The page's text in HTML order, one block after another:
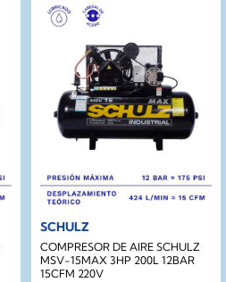
SCHULZ
COMPRESOR DE AIRE SCHULZ
MSV-15MAX 3HP 200L 12BAR
15CFM 220V